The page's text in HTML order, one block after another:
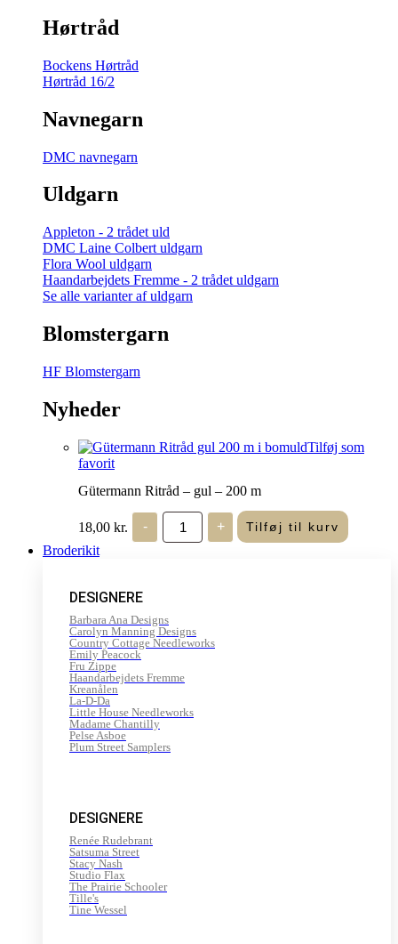
Hørtråd
Bockens Hørtråd
Hørtråd 16/2
Navnegarn
DMC navnegarn
Uldgarn
Appleton - 2 trådet uld
DMC Laine Colbert uldgarn
Flora Wool uldgarn
Haandarbejdets Fremme - 2 trådet uldgarn
Se alle varianter af uldgarn
Blomstergarn
HF Blomstergarn
Nyheder
Tilføj som
favorit
Gütermann Ritråd – gul – 200 m
18,00 kr. -
Gütermann
Ritråd
-
antal
+ Tilføj til kurv
Broderikit
DESIGNERE
Barbara Ana Designs
Carolyn Manning Designs
Country Cottage Needleworks
Emily Peacock
Fru Zippe
Haandarbejdets Fremme
Kreanålen
La-D-Da
Little House Needleworks
Madame Chantilly
Pelse Asboe
Plum Street Samplers
DESIGNERE
Renée Rudebrant
Satsuma Street
Stacy Nash
Studio Flax
The Prairie Schooler
Tille's
Tine Wessel